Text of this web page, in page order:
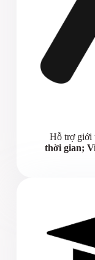
Hỗ trợ giới
thời gian;